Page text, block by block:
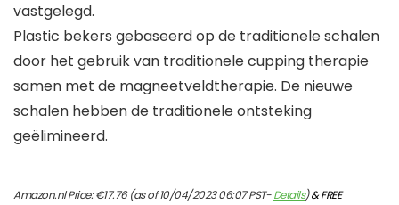
vastgelegd.
Plastic bekers gebaseerd op de traditionele schalen
door het gebruik van traditionele cupping therapie
samen met de magneetveldtherapie. De nieuwe
schalen hebben de traditionele ontsteking
geëlimineerd.
Amazon.nl Price:€17.76(as of 10/04/2023 06:07 PST-Details)&FREE